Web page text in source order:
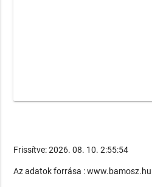
Frissítve: 2026. 08. 10. 2:55:54
Az adatok forrása : www.bamosz.hu